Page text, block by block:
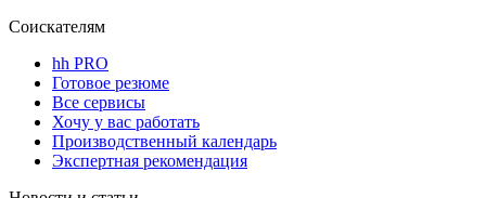
Соискателям
hh PRO
Готовое резюме
Все сервисы
Хочу у вас работать
Производственный календарь
Экспертная рекомендация